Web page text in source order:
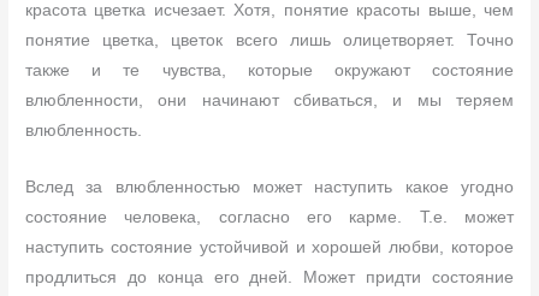
красота цветка исчезает. Хотя, понятие красоты выше, чем
понятие цветка, цветок всего лишь олицетворяет. Точно
также и те чувства, которые окружают состояние
влюбленности, они начинают сбиваться, и мы теряем
влюбленность.
Вслед за влюбленностью может наступить какое угодно
состояние человека, согласно его карме. Т.е. может
наступить состояние устойчивой и хорошей любви, которое
продлиться до конца его дней. Может придти состояние